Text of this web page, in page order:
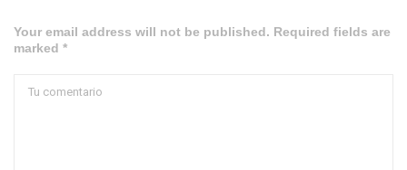
Your email address will not be published. Required fields are
marked *